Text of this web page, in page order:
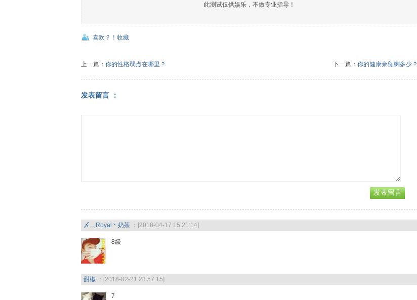
此测试仅供娱乐，不做专业指导！
喜欢？！收藏
上一篇： 你的性格弱点在哪里？ 下一篇： 你的健康余额剩多少？
发表留言 ：
〆﹏Royal丶奶茶 ：[2018-04-17 15:21:14]
8级
甜椒 ：[2018-02-21 23:57:15]
7